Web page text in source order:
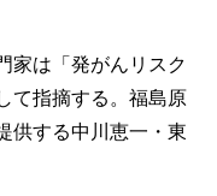
家は「発がんリスク
て指摘する。福島原
供する中川恵一・東